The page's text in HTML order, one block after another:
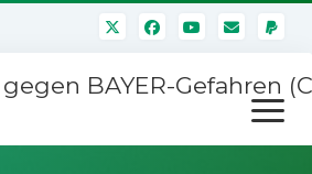
BAYER-Gefahren
Menü
öffnen